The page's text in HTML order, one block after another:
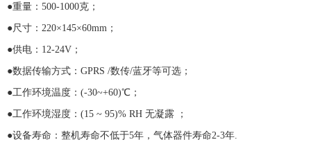
●重量： 500-1000克；
●尺寸： 220×145×60mm ；
●供电： 12-24V ；
●数据传输方式： GPRS /数传/蓝牙等可选；
●工作环境温度： (-30~+60)℃；
●工作环境湿度： (15 ~ 95)% RH 无凝露 ；
●设备寿命：整机寿命不低于5年，气体器件寿命2-3年.